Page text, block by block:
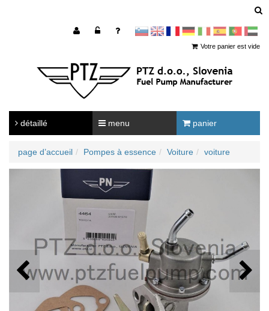
sl en francoščina
Nemščina
Italijanščina
Španščina
PortugalArabščina
Votre panier est vide
détaillé menu panier
page d’accueil Pompes à essence Voiture voiture